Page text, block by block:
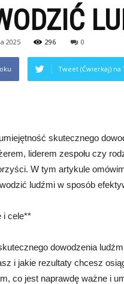
2025 296 0
Tweet (Ćwierkaj)
skutecznego
liderem zespołu czy
W tym artykule
ludźmi w sposób
i cele**
dowodzenia
i jakie rezultaty chcesz
co jest naprawdę ważne i